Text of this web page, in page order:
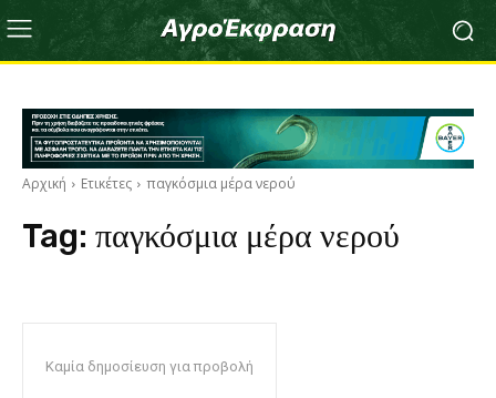
Αρχική Ετικέτες παγκόσμια μέρα νερού
Tag: παγκόσμια μέρα νερού
Καμία δημοσίευση για προβολή